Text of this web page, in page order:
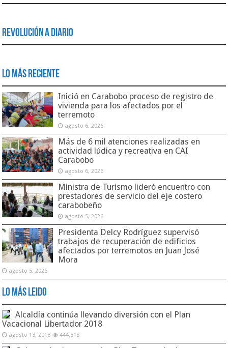
Revolución a Diario
Lo Más Reciente
Inició en Carabobo proceso de registro de
vivienda para los afectados por el
terremoto
agosto 6, 2026
Más de 6 mil atenciones realizadas en
actividad lúdica y recreativa en CAI
Carabobo
agosto 6, 2026
Ministra de Turismo lideró encuentro con
prestadores de servicio del eje costero
carabobeño
agosto 5, 2026
Presidenta Delcy Rodríguez supervisó
trabajos de recuperación de edificios
afectados por terremotos en Juan José
Mora
agosto 5, 2026
Lo Más Leido
Alcaldía continúa llevando diversión con el Plan
Vacacional Libertador 2018
agosto 13, 2018 444,818